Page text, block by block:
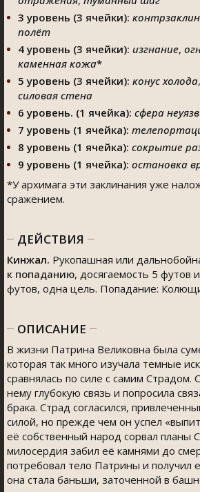
3 уровень (3 ячейки):
полёт
4 уровень (3 ячейки): изгнание,
каменная кожа*
5 уровень (3 ячейки): конус холода,
силовая стена
6 уровень. (1 ячейка): сфера
7 уровень (1 ячейка):
8 уровень (1 ячейка): сокрытие
9 уровень (1 ячейка): остановка
*У архимага эти заклинания уже
сражением.
ДЕЙСТВИЯ
Кинжал. Рукопашная или
к попаданию, досягаемость 5 футов
футов, одна цель. Попадание:
ОПИСАНИЕ
В жизни Патрина Великовна была
которая так много изучала темные
сравнялась по силе с самим Страдом.
нему глубокую связь и попросила
брака. Страд согласился,
силой, но прежде чем он успел
её собственный народ сорвал планы
милосердия забил её камнями до
потребовал тело Патрины и получил
она стала баньши, заточенной в